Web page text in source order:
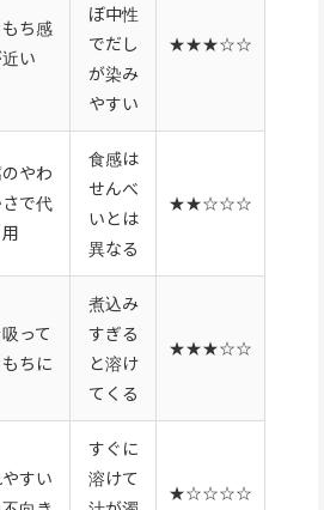
ち感
い
ぼ中性
でだし
が染み
やすい
★★★☆☆
やわ
で代
用
食感は
せんべ
いとは
異なる
★★☆☆☆
って
ちに
煮込み
すぎる
と溶け
てくる
★★★☆☆
すい
すぐに
溶けて
★☆☆☆☆